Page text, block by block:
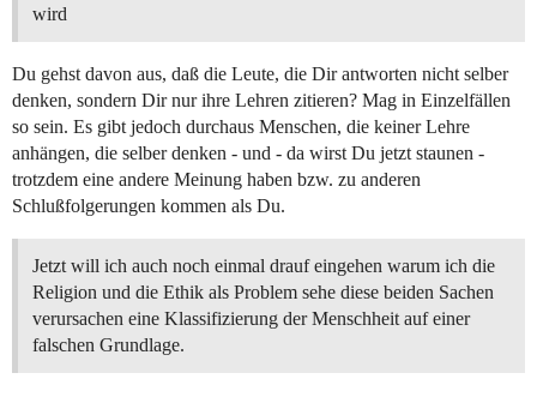
wird
Du gehst davon aus, daß die Leute, die Dir antworten nicht selber
denken, sondern Dir nur ihre Lehren zitieren? Mag in Einzelfällen
so sein. Es gibt jedoch durchaus Menschen, die keiner Lehre
anhängen, die selber denken - und - da wirst Du jetzt staunen -
trotzdem eine andere Meinung haben bzw. zu anderen
Schlußfolgerungen kommen als Du.
Jetzt will ich auch noch einmal drauf eingehen warum ich die
Religion und die Ethik als Problem sehe diese beiden Sachen
verursachen eine Klassifizierung der Menschheit auf einer
falschen Grundlage.